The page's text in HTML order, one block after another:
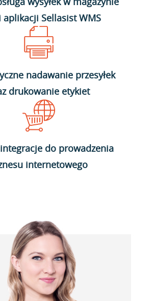
aplikacji Sellasist WMS
nadawanie przesyłek
drukowanie etykiet
do prowadzenia
internetowego